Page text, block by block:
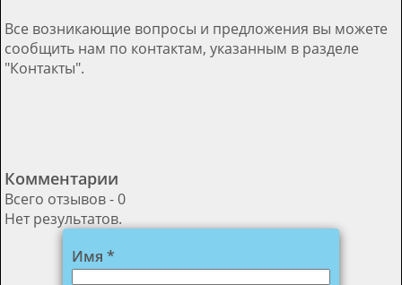
Все возникающие вопросы и предложения вы можете
сообщить нам по контактам, указанным в разделе
"Контакты".
Комментарии
Всего отзывов - 0
Нет результатов.
Имя *